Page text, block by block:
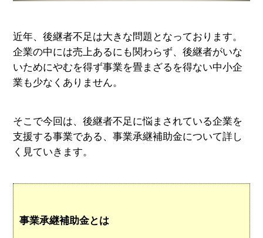
近年、後継者不足は大きな問題となっております。
企業の中には売上あるにも関わらず、後継者がいな
いためにやむを得ず事業を畳まざるを得ない中小企
業も少なくありません。
そこで今回は、後継者不足に悩まされている企業を
支援する事業である、事業承継補助金について詳し
く見ていきます。
事業承継補助金とは